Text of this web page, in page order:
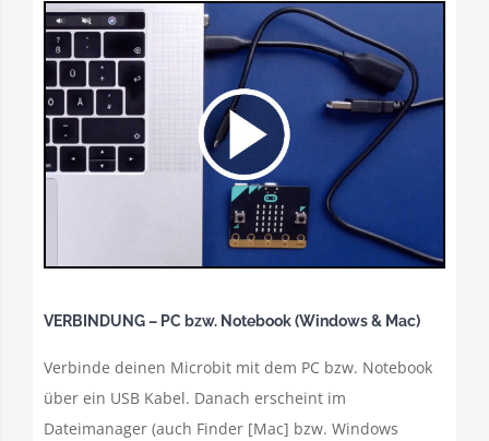
VERBINDUNG – PC bzw. Notebook (Windows & Mac)
Verbinde deinen Microbit mit dem PC bzw. Notebook
über ein USB Kabel. Danach erscheint im
Dateimanager (auch Finder [Mac] bzw. Windows